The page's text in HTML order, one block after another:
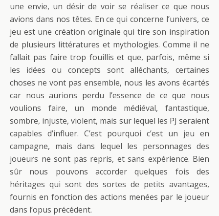
une envie, un désir de voir se réaliser ce que nous
avions dans nos têtes. En ce qui concerne l’univers, ce
jeu est une création originale qui tire son inspiration
de plusieurs littératures et mythologies. Comme il ne
fallait pas faire trop fouillis et que, parfois, même si
les idées ou concepts sont alléchants, certaines
choses ne vont pas ensemble, nous les avons écartés
car nous aurions perdu l’essence de ce que nous
voulions faire, un monde médiéval, fantastique,
sombre, injuste, violent, mais sur lequel les PJ seraient
capables d’influer. C’est pourquoi c’est un jeu en
campagne, mais dans lequel les personnages des
joueurs ne sont pas repris, et sans expérience. Bien
sûr nous pouvons accorder quelques fois des
héritages qui sont des sortes de petits avantages,
fournis en fonction des actions menées par le joueur
dans l’opus précédent.